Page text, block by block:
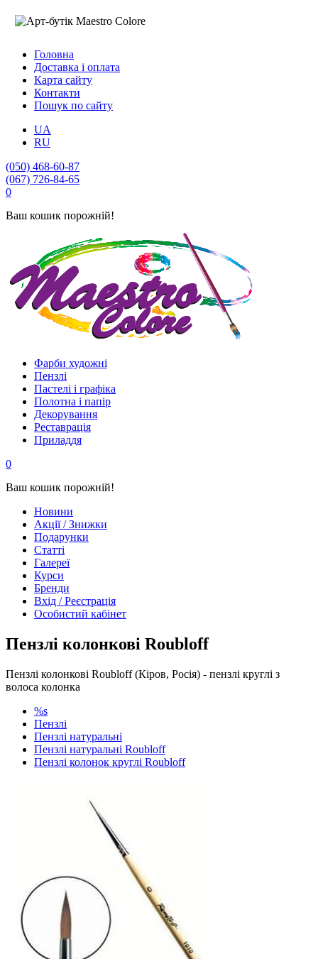
Головна
Доставка і оплата
Карта сайту
Контакти
Пошук по сайту
UA
RU
(050) 468-60-87
(067) 726-84-65
0
Ваш кошик порожній!
Фарби художні
Пензлі
Пастелі і графіка
Полотна і папір
Декорування
Реставрація
Приладдя
0
Ваш кошик порожній!
Новини
Акції / Знижки
Подарунки
Статті
Галереї
Курси
Бренди
Вхід / Реєстрація
Особистий кабінет
Пензлі колонкові Roubloff
Пензлі колонкові Roubloff (Кіров, Росія) - пензлі круглі з
волоса колонка
%s
Пензлі
Пензлі натуральні
Пензлі натуральні Roubloff
Пензлі колонок круглі Roubloff